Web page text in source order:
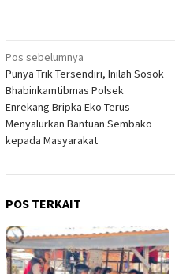
Navigasi
pos
Pos sebelumnya
Punya Trik Tersendiri, Inilah Sosok
Bhabinkamtibmas Polsek
Enrekang Bripka Eko Terus
Menyalurkan Bantuan Sembako
kepada Masyarakat
POS TERKAIT